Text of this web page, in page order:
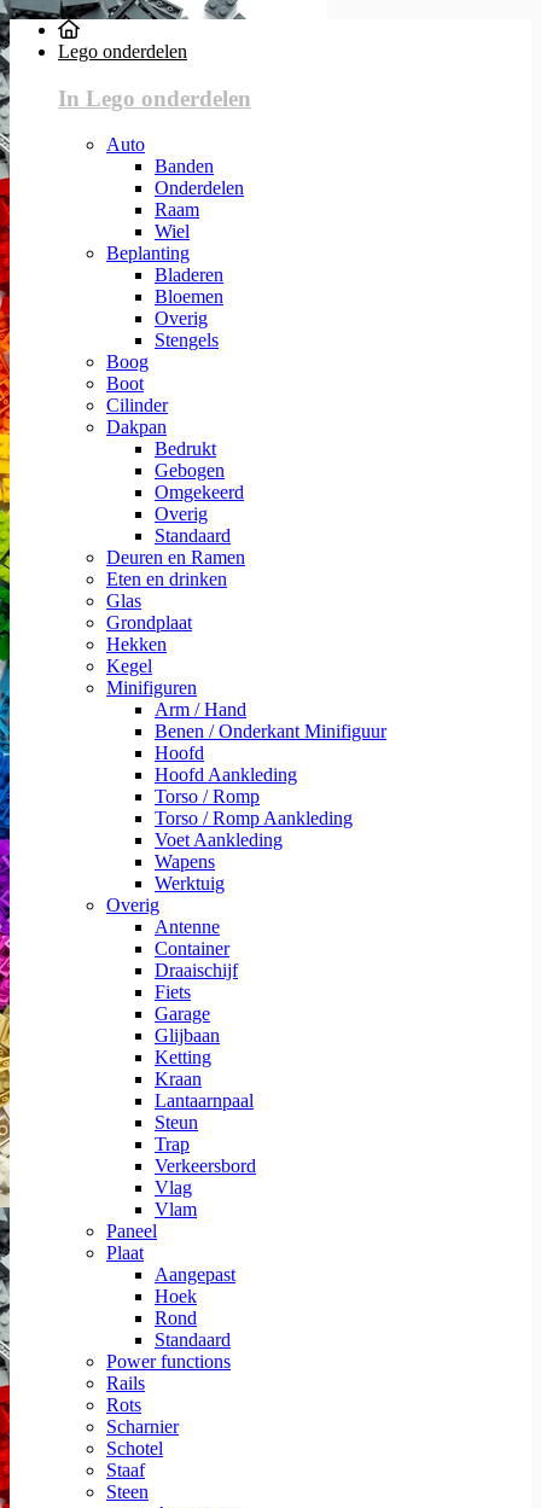
Lego onderdelen
In Lego onderdelen
Auto
Banden
Onderdelen
Raam
Wiel
Beplanting
Bladeren
Bloemen
Overig
Stengels
Boog
Boot
Cilinder
Dakpan
Bedrukt
Gebogen
Omgekeerd
Overig
Standaard
Deuren en Ramen
Eten en drinken
Glas
Grondplaat
Hekken
Kegel
Minifiguren
Arm / Hand
Benen / Onderkant Minifiguur
Hoofd
Hoofd Aankleding
Torso / Romp
Torso / Romp Aankleding
Voet Aankleding
Wapens
Werktuig
Overig
Antenne
Container
Draaischijf
Fiets
Garage
Glijbaan
Ketting
Kraan
Lantaarnpaal
Steun
Trap
Verkeersbord
Vlag
Vlam
Paneel
Plaat
Aangepast
Hoek
Rond
Standaard
Power functions
Rails
Rots
Scharnier
Schotel
Staaf
Steen